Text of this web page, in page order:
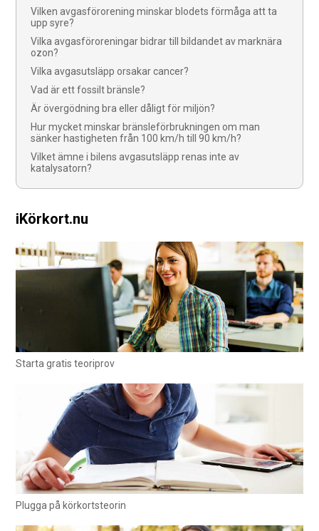
Vilken avgasförorening minskar blodets förmåga att ta
upp syre?
Vilka avgasföroreningar bidrar till bildandet av marknära
ozon?
Vilka avgasutsläpp orsakar cancer?
Vad är ett fossilt bränsle?
Är övergödning bra eller dåligt för miljön?
Hur mycket minskar bränsleförbrukningen om man
sänker hastigheten från 100 km/h till 90 km/h?
Vilket ämne i bilens avgasutsläpp renas inte av
katalysatorn?
iKörkort.nu
Starta gratis teoriprov
Plugga på körkortsteorin